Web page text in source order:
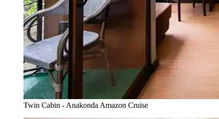
Twin Cabin - Anakonda Amazon Cruise